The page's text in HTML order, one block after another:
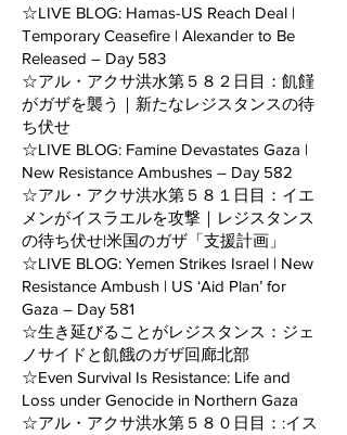
☆LIVE BLOG: Hamas-US Reach Deal |
Temporary Ceasefire | Alexander to Be
Released – Day 583
☆アル・アクサ洪水第５８２日目：飢饉
がガザを襲う｜新たなレジスタンスの待
ち伏せ
☆LIVE BLOG: Famine Devastates Gaza |
New Resistance Ambushes – Day 582
☆アル・アクサ洪水第５８１日目：イエ
メンがイスラエルを攻撃｜レジスタンス
の待ち伏せ|米国のガザ「支援計画」
☆LIVE BLOG: Yemen Strikes Israel | New
Resistance Ambush | US ‘Aid Plan’ for
Gaza – Day 581
☆生き延びることがレジスタンス：ジェ
ノサイドと飢餓のガザ回廊北部
☆Even Survival Is Resistance: Life and
Loss under Genocide in Northern Gaza
☆アル・アクサ洪水第５８０日目：:イス